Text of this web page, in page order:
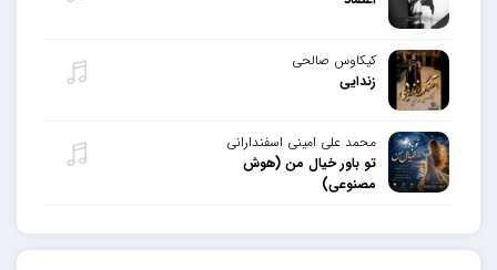
کیکاوس صالحی
زندایی
محمد علی امینی اسفندارانی
تو باور خیال من (هوش
مصنوعی)